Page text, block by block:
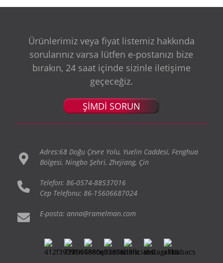
Ürünlerimiz veya fiyat listemiz hakkında
sorularınız varsa lütfen e-postanızı bize
bırakın, 24 saat içinde sizinle iletişime
geçeceğiz.
ŞİMDİ SORUN
Adres:68 Doğu Çevre Yolu, Yuelin Caddesi, Fenghua
Bölgesi, Ningbo Şehri, Zhejiang, Çin
Telefon: 86-0574-88537016
Cep Telefonu: 86-15606687024
E-posta: anna@ramelman.com